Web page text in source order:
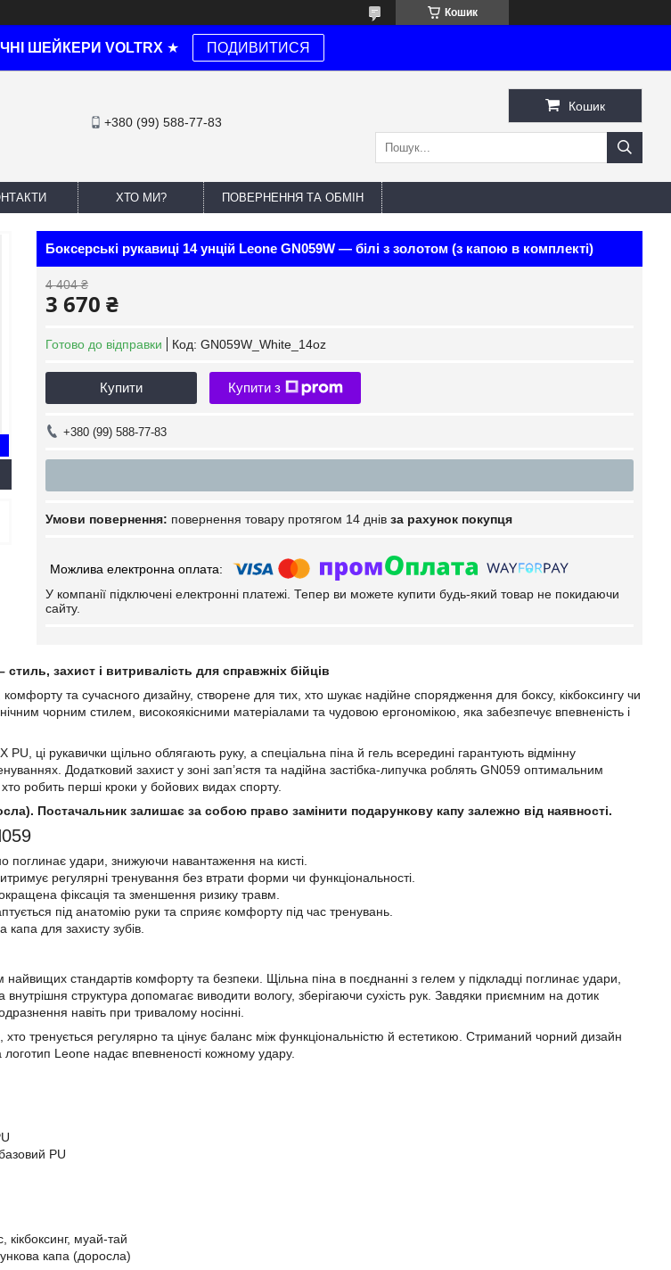
Кошик
ШЕЙКЕРИ VOLTRX ★ ПОДИВИТИСЯ
+380 (99) 588-77-83
Кошик
ХТО МИ? ПОВЕРНЕННЯ ТА ОБМІН
Боксерські рукавиці 14 унцій Leone GN059W — білі з золотом (з капою в комплекті)
4 404 ₴
3 670 ₴
Готово до відправки Код: GN059W_White_14oz
Купити Купити з
+380 (99) 588-77-83
повернення товару протягом 14 днів за рахунок покупця
У компанії підключені електронні платежі. Тепер ви можете купити будь-який товар не покидаючи
сайту.
захист і витривалість для справжніх бійців
та сучасного дизайну, створене для тих, хто шукає надійне спорядження для боксу, кікбоксингу чи
чорним стилем, високоякісними матеріалами та чудовою ергономікою, яка забезпечує впевненість і
PU, ці рукавички щільно облягають руку, а спеціальна піна й гель всередині гарантують відмінну
Додатковий захист у зоні зап’ястя та надійна застібка-липучка роблять GN059 оптимальним
робить перші кроки у бойових видах спорту.
Постачальник залишає за собою право замінити подарункову капу залежно від наявності.
поглинає удари, знижуючи навантаження на кисті.
регулярні тренування без втрати форми чи функціональності.
фіксація та зменшення ризику травм.
під анатомію руки та сприяє комфорту під час тренувань.
капа для захисту зубів.
стандартів комфорту та безпеки. Щільна піна в поєднанні з гелем у підкладці поглинає удари,
структура допомагає виводити вологу, зберігаючи сухість рук. Завдяки приємним на дотик
навіть при тривалому носінні.
тренується регулярно та цінує баланс між функціональністю й естетикою. Стриманий чорний дизайн
Leone надає впевненості кожному удару.
PU
кікбоксинг, муай-тай
капа (доросла)